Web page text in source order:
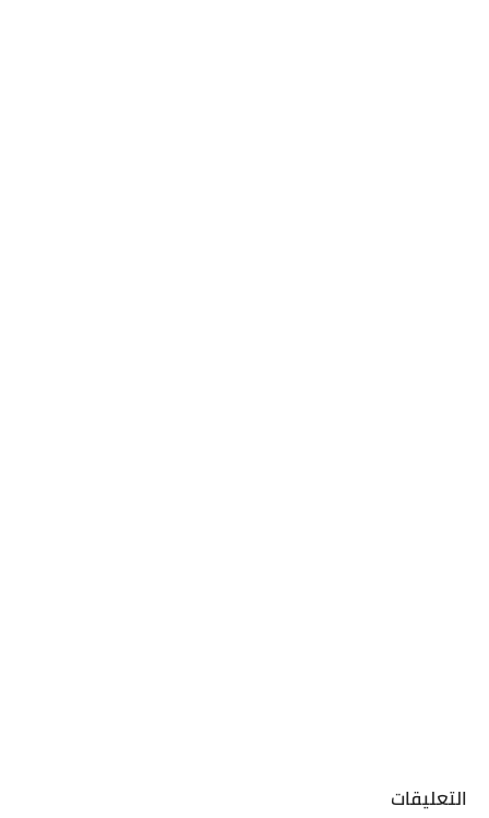
التعليقات